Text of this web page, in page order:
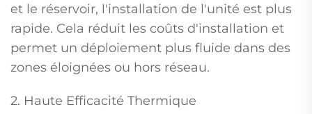
et le réservoir, l'installation de l'unité est plus
rapide. Cela réduit les coûts d'installation et
permet un déploiement plus fluide dans des
zones éloignées ou hors réseau.
2. Haute Efficacité Thermique